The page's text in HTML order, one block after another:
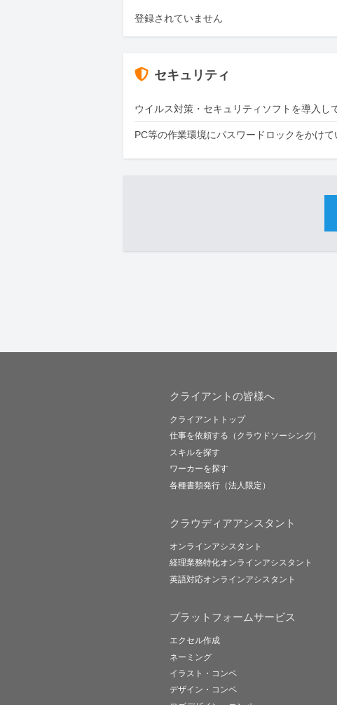
登録されていません
セキュリティ
ウイルス対策・セキュリティソフトを導入し
PC等の作業環境にパスワードロックをかけて
クライアントの皆様へ
クライアントトップ
仕事を依頼する（クラウドソーシング）
スキルを探す
ワーカーを探す
各種書類発行（法人限定）
クラウディアアシスタント
オンラインアシスタント
経理業務特化オンラインアシスタント
英語対応オンラインアシスタント
プラットフォームサービス
エクセル作成
ネーミング
イラスト・コンペ
デザイン・コンペ